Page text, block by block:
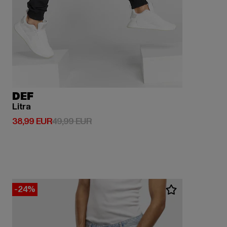
DEF
Litra
38,99 EUR
Derzeitiger Preis: 38,99 EUR
49,99 EURAktionspreis: 49,99 EUR
-24%